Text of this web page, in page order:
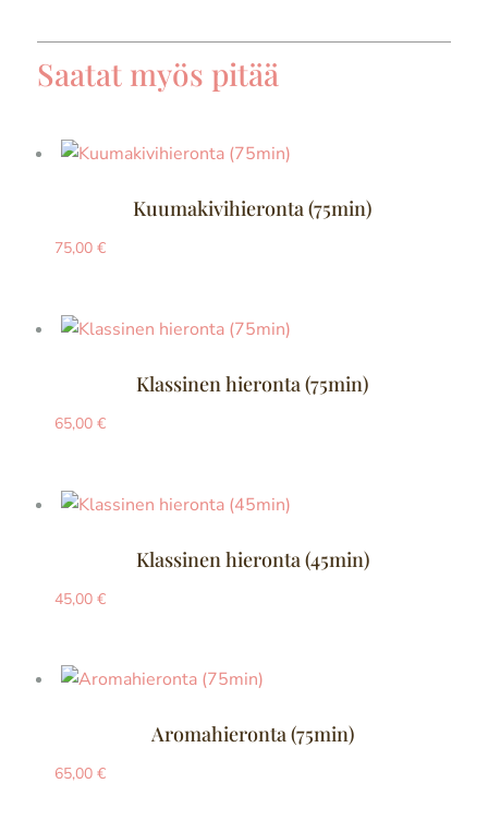
Saatat myös pitää
Kuumakivihieronta (75min)
75,00 €
Klassinen hieronta (75min)
65,00 €
Klassinen hieronta (45min)
45,00 €
Aromahieronta (75min)
65,00 €